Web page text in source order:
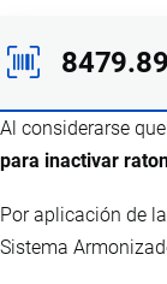
Al considerarse
para inactivar
Por aplicación de
Sistema